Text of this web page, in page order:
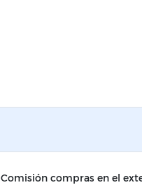
Comisión compras en el